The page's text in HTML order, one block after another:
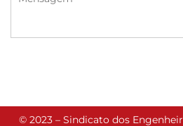
© 2023 – Sindicato dos